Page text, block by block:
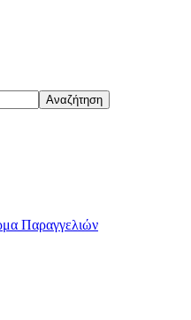
Παραγγελιών